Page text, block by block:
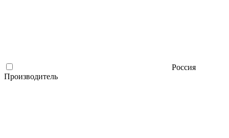
Россия
Производитель